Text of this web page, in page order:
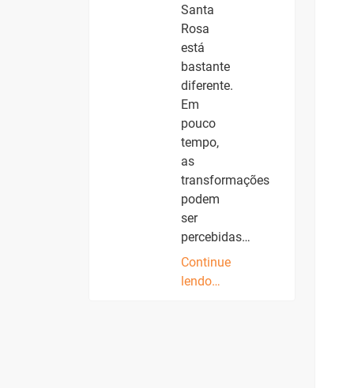
Santa
Rosa
está
bastante
diferente.
Em
pouco
tempo,
as
transformações
podem
ser
percebidas…
Continue
lendo…